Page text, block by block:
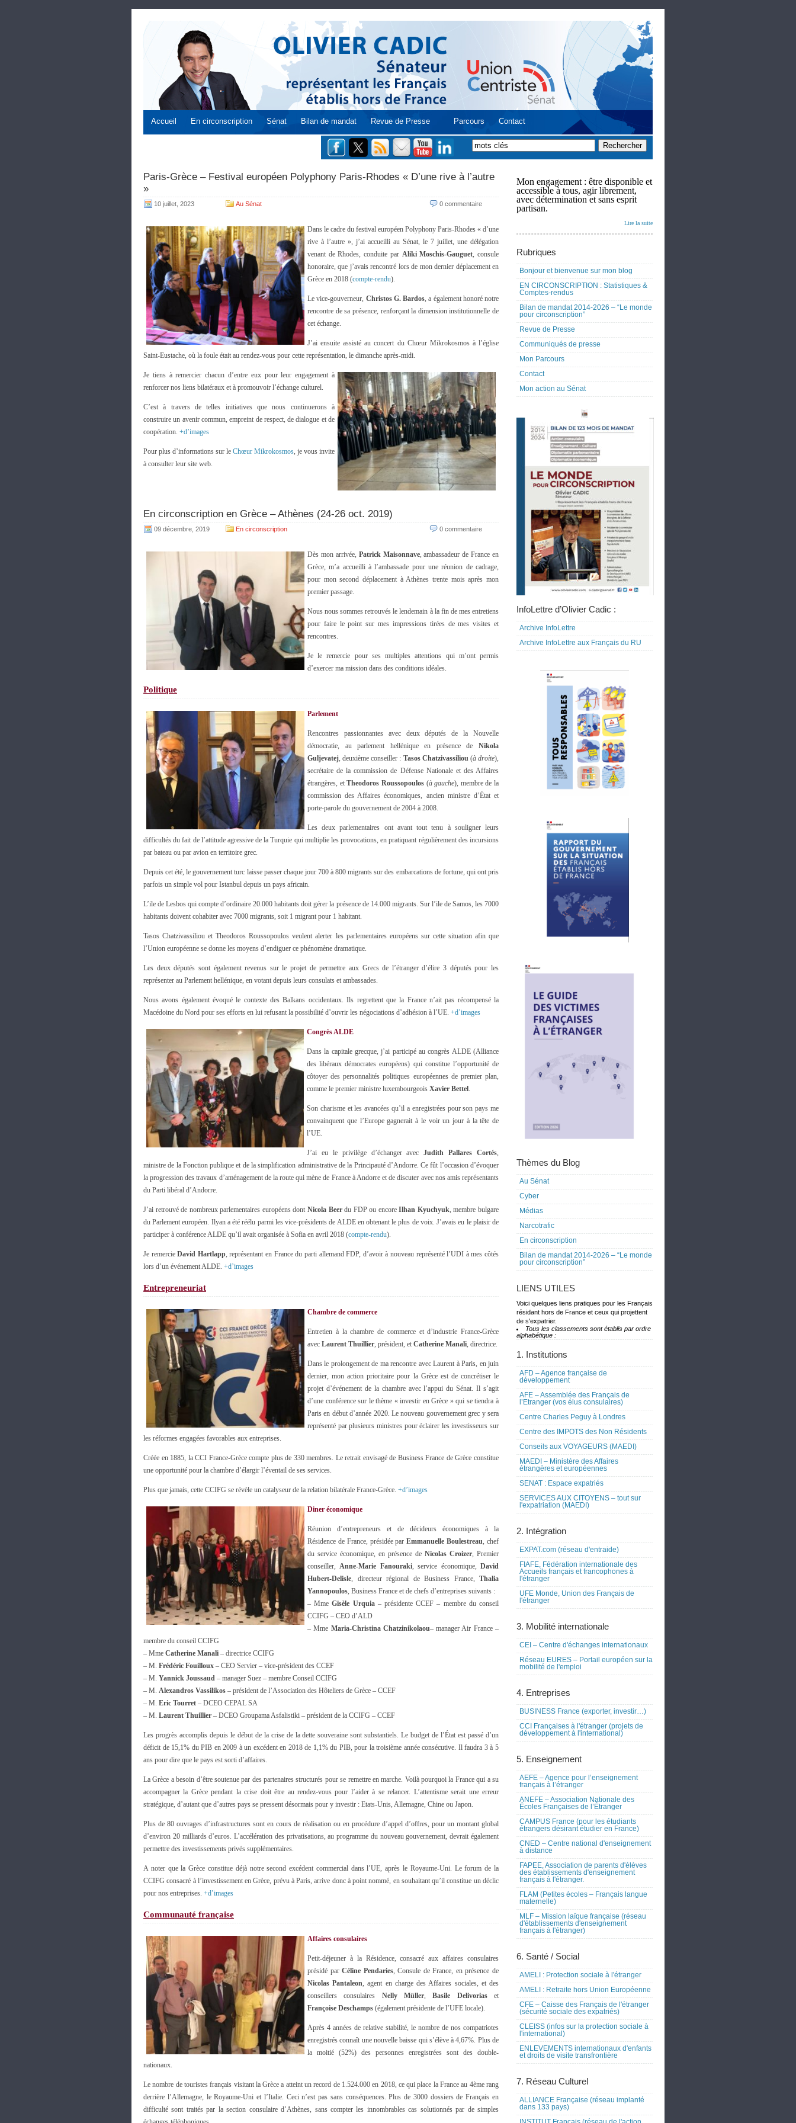
Accueil En circonscription Sénat Bilan de mandat Revue de Presse Parcours Contact
Paris-Grèce – Festival européen Polyphony Paris-Rhodes « D’une rive à l’autre
»
10 juillet, 2023 Au Sénat 0 commentaire
Dans le cadre du festival européen Polyphony Paris-Rhodes « d’une
rive à l’autre », j’ai accueilli au Sénat, le 7 juillet, une délégation
venant de Rhodes, conduite par Aliki Moschis-Gauguet, consule
honoraire, que j’avais rencontré lors de mon dernier déplacement en
Grèce en 2018 (compte-rendu).
Le vice-gouverneur, Christos G. Bardos, a également honoré notre
rencontre de sa présence, renforçant la dimension institutionnelle de
cet échange.
J’ai ensuite assisté au concert du Chœur Mikrokosmos à l’église
Saint-Eustache, où la foule était au rendez-vous pour cette représentation, le dimanche après-midi.
Je tiens à remercier chacun d’entre eux pour leur engagement à
renforcer nos liens bilatéraux et à promouvoir l’échange culturel.
C’est à travers de telles initiatives que nous continuerons à
construire un avenir commun, empreint de respect, de dialogue et de
coopération. +d’images
Pour plus d’informations sur le Chœur Mikrokosmos, je vous invite
à consulter leur site web.
En circonscription en Grèce – Athènes (24-26 oct. 2019)
09 décembre, 2019 En circonscription 0 commentaire
Dès mon arrivée, Patrick Maisonnave, ambassadeur de France en
Grèce, m’a accueilli à l’ambassade pour une réunion de cadrage,
pour mon second déplacement à Athènes trente mois après mon
premier passage.
Nous nous sommes retrouvés le lendemain à la fin de mes entretiens
pour faire le point sur mes impressions tirées de mes visites et
rencontres.
Je le remercie pour ses multiples attentions qui m’ont permis
d’exercer ma mission dans des conditions idéales.
Politique
Parlement
Rencontres passionnantes avec deux députés de la Nouvelle
démocratie, au parlement hellénique en présence de Nikola
Guljevatej, deuxième conseiller : Tasos Chatzivassiliou(à droite),
secrétaire de la commission de Défense Nationale et des Affaires
étrangères, etTheodoros Roussopoulos(à gauche), membre de la
commission des Affaires économiques, ancien ministre d’État et
porte-parole du gouvernement de 2004 à 2008.
Les deux parlementaires ont avant tout tenu à souligner leurs
difficultés du fait de l’attitude agressive de la Turquie qui multiplie les provocations, en pratiquant régulièrement des incursions
par bateau ou par avion en territoire grec.
Depuis cet été, le gouvernement turc laisse passer chaque jour 700 à 800 migrants sur des embarcations de fortune, qui ont pris
parfois un simple vol pour Istanbul depuis un pays africain.
L’ile de Lesbos qui compte d’ordinaire 20.000 habitants doit gérer la présence de 14.000 migrants. Sur l’ile de Samos, les 7000
habitants doivent cohabiter avec 7000 migrants, soit 1 migrant pour 1 habitant.
Tasos Chatzivassiliou et Theodoros Roussopoulos veulent alerter les parlementaires européens sur cette situation afin que
l’Union européenne se donne les moyens d’endiguer ce phénomène dramatique.
Les deux députés sont également revenus sur le projet de permettre aux Grecs de l’étranger d’élire 3 députés pour les
représenter au Parlement hellénique, en votant depuis leurs consulats et ambassades.
Nous avons également évoqué le contexte des Balkans occidentaux. Ils regrettent que la France n’ait pas récompensé la
Macédoine du Nord pour ses efforts en lui refusant la possibilité d’ouvrir les négociations d’adhésion à l’UE. +d’images
Congrès ALDE
Dans la capitale grecque, j’ai participé au congrès ALDE (Alliance
des libéraux démocrates européens) qui constitue l’opportunité de
côtoyer des personnalités politiques européennes de premier plan,
comme le premier ministre luxembourgeois Xavier Bettel.
Son charisme et les avancées qu’il a enregistrées pour son pays me
convainquent que l’Europe gagnerait à le voir un jour à la tête de
l’UE.
J’ai eu le privilège d’échanger avecJudith Pallares Cortés,
ministre de la Fonction publique et de la simplification administrative de la Principauté d’Andorre. Ce fût l’occasion d’évoquer
la progression des travaux d’aménagement de la route qui mène de France à Andorre et de discuter avec nos amis représentants
du Parti libéral d’Andorre.
J’ai retrouvé de nombreux parlementaires européens dont Nicola Beerdu FDP ou encoreIlhan Kyuchyuk, membre bulgare
du Parlement européen. Ilyan a été réélu parmi les vice-présidents de ALDE en obtenant le plus de voix. J’avais eu le plaisir de
participer à conférence ALDE qu’il avait organisée à Sofia en avril 2018 (compte-rendu).
Je remercieDavid Hartlapp, représentant en France du parti allemand FDP, d’avoir à nouveau représenté l’UDI à mes côtés
lors d’un événement ALDE. +d’images
Entrepreneuriat
Chambre de commerce
Entretien à la chambre de commerce et d’industrie France-Grèce
avec Laurent Thuillier, président, et Catherine Manali, directrice.
Dans le prolongement de ma rencontre avec Laurent à Paris, en juin
dernier, mon action prioritaire pour la Grèce est de concrétiser le
projet d’événement de la chambre avec l’appui du Sénat. Il s’agit
d’une conférence sur le thème « investir en Grèce » qui se tiendra à
Paris en début d’année 2020. Le nouveau gouvernement grec y sera
représenté par plusieurs ministres pour éclairer les investisseurs sur
les réformes engagées favorables aux entreprises.
Créée en 1885, la CCI France-Grèce compte plus de 330 membres. Le retrait envisagé de Business France de Grèce constitue
une opportunité pour la chambre d’élargir l’éventail de ses services.
Plus que jamais, cette CCIFG se révèle un catalyseur de la relation bilatérale France-Grèce. +d’images
Diner économique
Réunion d’entrepreneurs et de décideurs économiques à la
Résidence de France, présidée parEmmanuelle Boulestreau, chef
du service économique, en présence de Nicolas Croizer, Premier
conseiller,Anne-Marie Fanouraki, service économique,David
Hubert-Delisle, directeur régional de Business France, Thalia
Yannopoulos, Business France et de chefs d’entreprises suivants :
– MmeGisèle Urquia– présidente CCEF – membre du conseil
CCIFG – CEO d’ALD
– Mme Maria-Christina Chatzinikolaou– manager Air France –
membre du conseil CCIFG
– Mme Catherine Manali – directrice CCIFG
– M. Frédéric Fouilloux – CEO Servier – vice-président des CCEF
– M. Yannick Joussaud – manager Suez – membre Conseil CCIFG
– M. Alexandros Vassilikos – président de l’Association des Hôteliers de Grèce – CCEF
– M. Eric Tourret – DCEO CEPAL SA
– M. Laurent Thuillier – DCEO Groupama Asfalistiki – président de la CCIFG – CCEF
Les progrès accomplis depuis le début de la crise de la dette souveraine sont substantiels. Le budget de l’État est passé d’un
déficit de 15,1% du PIB en 2009 à un excédent en 2018 de 1,1% du PIB, pour la troisième année consécutive. Il faudra 3 à 5
ans pour dire que le pays est sorti d’affaires.
La Grèce a besoin d’être soutenue par des partenaires structurés pour se remettre en marche. Voilà pourquoi la France qui a su
accompagner la Grèce pendant la crise doit être au rendez-vous pour l’aider à se relancer. L’attentisme serait une erreur
stratégique, d’autant que d’autres pays se pressent désormais pour y investir : Etats-Unis, Allemagne, Chine ou Japon.
Plus de 80 ouvrages d’infrastructures sont en cours de réalisation ou en procédure d’appel d’offres, pour un montant global
d’environ 20 milliards d’euros. L’accélération des privatisations, au programme du nouveau gouvernement, devrait également
permettre des investissements privés supplémentaires.
A noter que la Grèce constitue déjà notre second excédent commercial dans l’UE, après le Royaume-Uni. Le forum de la
CCIFG consacré à l’investissement en Grèce, prévu à Paris, arrive donc à point nommé, en souhaitant qu’il constitue un déclic
pour nos entreprises. +d’images
Communauté française
Affaires consulaires
Petit-déjeuner à la Résidence, consacré aux affaires consulaires
présidé parCéline Pendaries, Consule de France, en présence de
Nicolas Pantaleon, agent en charge des Affaires sociales, et des
conseillers consulaires Nelly Müller,Basile Delivoriaset
Françoise Deschamps (également présidente de l’UFE locale).
Après 4 années de relative stabilité, le nombre de nos compatriotes
enregistrés connaît une nouvelle baisse qui s’élève à 4,67%. Plus de
la moitié (52%) des personnes enregistrées sont des double-
nationaux.
Le nombre de touristes français visitant la Grèce a atteint un record de 1.524.000 en 2018, ce qui place la France au 4ème rang
derrière l’Allemagne, le Royaume-Uni et l’Italie. Ceci n’est pas sans conséquences. Plus de 3000 dossiers de Français en
difficulté sont traités par la section consulaire d’Athènes, sans compter les innombrables cas solutionnés par de simples
Mon engagement : être disponible et
accessible à tous, agir librement,
avec détermination et sans esprit
partisan.
Lire la suite
Rubriques
Bonjour et bienvenue sur mon blog
EN CIRCONSCRIPTION : Statistiques &
Comptes-rendus
Bilan de mandat 2014-2026 – “Le monde
pour circonscription”
Revue de Presse
Communiqués de presse
Mon Parcours
Contact
Mon action au Sénat
InfoLettre d’Olivier Cadic :
Archive InfoLettre
Archive InfoLettre aux Français du RU
Thèmes du Blog
Au Sénat
Cyber
Médias
Narcotrafic
En circonscription
Bilan de mandat 2014-2026 – “Le monde
pour circonscription”
LIENS UTILES
Voici quelques liens pratiques pour les Français
résidant hors de France et ceux qui projettent
de s'expatrier.
Tous les classements sont établis par ordre
alphabétique :
1. Institutions
AFD – Agence française de
développement
AFE – Assemblée des Français de
l’Etranger (vos élus consulaires)
Centre Charles Peguy à Londres
Centre des IMPOTS des Non Résidents
Conseils aux VOYAGEURS (MAEDI)
MAEDI – Ministère des Affaires
étrangères et européennes
SENAT : Espace expatriés
SERVICES AUX CITOYENS – tout sur
l'expatriation (MAEDI)
2. Intégration
EXPAT.com (réseau d'entraide)
FIAFE, Fédération internationale des
Accueils français et francophones à
l'étranger
UFE Monde, Union des Français de
l'étranger
3. Mobilité internationale
CEI – Centre d'échanges internationaux
Réseau EURES – Portail européen sur la
mobilité de l'emploi
4. Entreprises
BUSINESS France (exporter, investir…)
CCI Françaises à l'étranger (projets de
développement à l'international)
5. Enseignement
AEFE – Agence pour l’enseignement
français à l’étranger
ANEFE – Association Nationale des
Écoles Françaises de l’Étranger
CAMPUS France (pour les étudiants
étrangers désirant étudier en France)
CNED – Centre national d'enseignement
à distance
FAPEE, Association de parents d'élèves
des établissements d'enseignement
français à l'étranger.
FLAM (Petites écoles – Français langue
maternelle)
MLF – Mission laïque française (réseau
d'établissements d'enseignement
français à l'étranger)
6. Santé / Social
AMELI : Protection sociale à l'étranger
AMELI : Retraite hors Union Européenne
CFE – Caisse des Français de l'étranger
(sécurité sociale des expatriés)
CLEISS (infos sur la protection sociale à
l'international)
ENLEVEMENTS internationaux d'enfants
et droits de visite transfrontière
7. Réseau Culturel
ALLIANCE Française (réseau implanté
dans 133 pays)